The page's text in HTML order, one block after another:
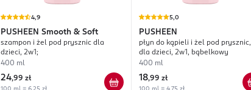
4,9
PUSHEEN Smooth & Soft
szampon i żel pod prysznic dla
dzieci, 2w1;
400 ml
24,99 zł
5,0
PUSHEEN
płyn do kąpieli i żel pod prysznic,
dla dzieci, 2w1, bąbelkowy
400 ml
18,99 zł